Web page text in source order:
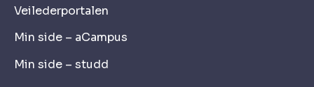
Veilederportalen
Min side – aCampus
Min side – studd